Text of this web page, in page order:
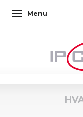
Skifte navigation
Menu